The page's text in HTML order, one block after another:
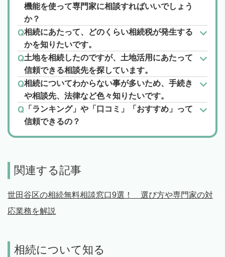
機能を使って専門家に相談すればいいでしょう
か？
相続にあたって、どのくらい相続税が発生する
かを知りたいです。
土地を相続したのですが、土地活用にあたって
信頼できる相談先を探しています。
相続についてわからない事が多いため、手続き
や相談先、法律など色々知りたいです。
「ランキング」や「口コミ」「おすすめ」って
信頼できるの？
関連する記事
世田谷区の相続無料相談窓口9選！ 選び方や専門家の対
応業務を解説
相続について知る